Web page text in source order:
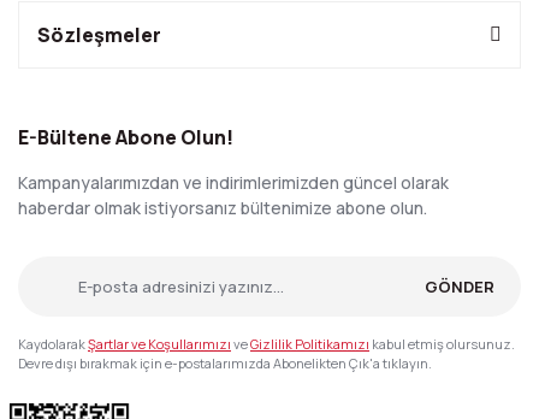
Sözleşmeler
E-Bültene Abone Olun!
Kampanyalarımızdan ve indirimlerimizden güncel olarak
haberdar olmak istiyorsanız bültenimize abone olun.
GÖNDER
KaydolarakŞartlar ve Koşullarımızı veGizlilik Politikamızı kabul etmiş olursunuz.
Devre dışı bırakmak için e-postalarımızda Abonelikten Çık'a tıklayın.